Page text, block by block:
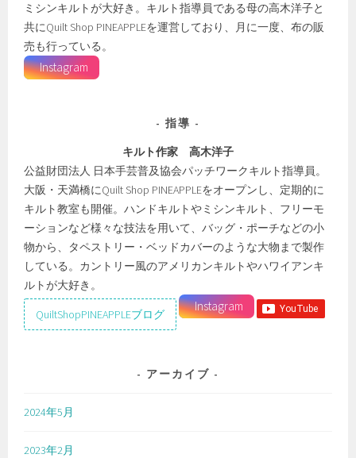
ミシンキルトが大好き。キルト指導員である母の高木洋子と
共にQuilt Shop PINEAPPLEを運営しており、月に一度、布の販
売も行っている。
Instagram
指導
キルト作家 高木洋子
公益財団法人 日本手芸普及協会パッチワークキルト指導員。
大阪・天満橋にQuilt Shop PINEAPPLEをオープンし、定期的に
キルト教室も開催。ハンドキルトやミシンキルト、フリーモ
ーションなど様々な技法を用いて、バッグ・ポーチなどの小
物から、タペストリー・ベッドカバーのような大物まで製作
している。カントリー風のアメリカンキルトやハワイアンキ
ルトが大好き。
QuiltShopPINEAPPLEブログ
Instagram
アーカイブ
2024年5月
2023年2月